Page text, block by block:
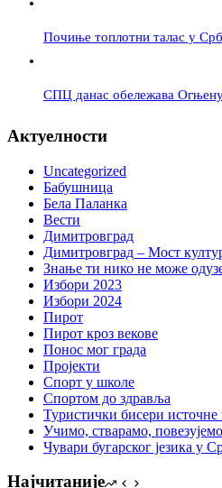
Почиње топлотни талас у
СПЦ данас обележава
Актуелности
Uncategorized
Бабушница
Бела Паланка
Вести
Димитровград
Димитровград – Мост
Знање ти нико не може
Избори 2023
Избори 2024
Пирот
Пирот кроз векове
Понос мог града
Пројекти
Спорт у школе
Спортом до здравља
Туристички бисери источне
Учимо, стварамо, повезујемо
Чувари бугарског језика у
Најчитаније